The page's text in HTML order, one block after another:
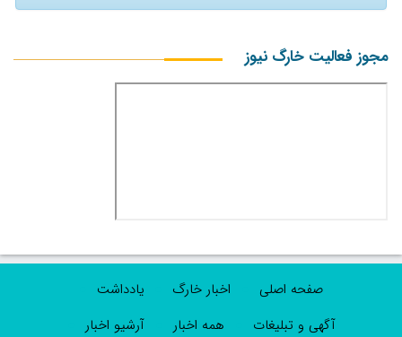
مجوز فعالیت خارگ نیوز
صفحه اصلی اخبار خارگ
یادداشت
آگهی و تبلیغات
همه اخبار آرشیو اخبار